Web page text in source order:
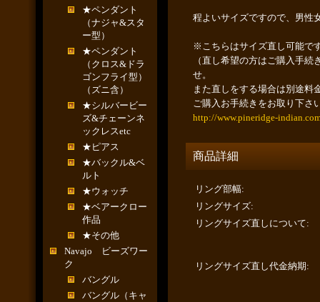
★ペンダント
（ナジャ&スタ
ー型）
★ペンダント
（クロス&ドラ
ゴンフライ型）
（ズニ含）
★シルバービー
ズ&チェーンネ
ックレスetc
★ピアス
★バックル&ベ
ルト
★ウォッチ
★ベアークロー
作品
★その他
Navajo ビーズワー
ク
バングル
バングル（キャ
程よいサイズですので、男性
※こちらはサイズ直し可能で
（直し希望の方はご購入手
せ。
また直しをする場合は別途料
ご購入お手続きをお取り下さ
http://www.pineridge-
商品詳細
リング部幅:
リングサイズ:
リングサイズ直しについて:
リングサイズ直し代金納期: